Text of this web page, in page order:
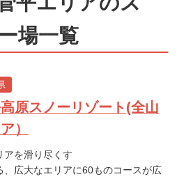
場一覧
原スノーリゾート(全山
）
アを滑り尽くす
、広大なエリアに60ものコースが広